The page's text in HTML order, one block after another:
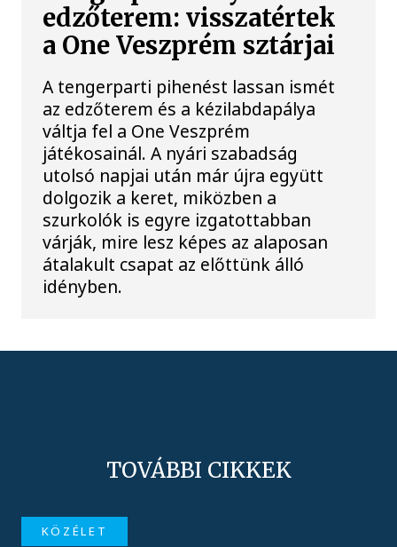
edzőterem: visszatértek
a One Veszprém sztárjai
A tengerparti pihenést lassan ismét
az edzőterem és a kézilabdapálya
váltja fel a One Veszprém
játékosainál. A nyári szabadság
utolsó napjai után már újra együtt
dolgozik a keret, miközben a
szurkolók is egyre izgatottabban
várják, mire lesz képes az alaposan
átalakult csapat az előttünk álló
idényben.
TOVÁBBI CIKKEK
KÖZÉLET